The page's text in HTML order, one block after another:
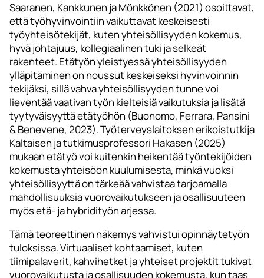
Saaranen, Kankkunen ja Mönkkönen (2021) osoittavat,
että työhyvinvointiin vaikuttavat keskeisesti
työyhteisötekijät, kuten yhteisöllisyyden kokemus,
hyvä johtajuus, kollegiaalinen tuki ja selkeät
rakenteet. Etätyön yleistyessä yhteisöllisyyden
ylläpitäminen on noussut keskeiseksi hyvinvoinnin
tekijäksi, sillä vahva yhteisöllisyyden tunne voi
lieventää vaativan työn kielteisiä vaikutuksia ja lisätä
tyytyväisyyttä etätyöhön (Buonomo, Ferrara, Pansini
& Benevene, 2023). Työterveyslaitoksen erikoistutkija
Kaltaisen ja tutkimusprofessori Hakasen (2025)
mukaan etätyö voi kuitenkin heikentää työntekijöiden
kokemusta yhteisöön kuulumisesta, minkä vuoksi
yhteisöllisyyttä on tärkeää vahvistaa tarjoamalla
mahdollisuuksia vuorovaikutukseen ja osallisuuteen
myös etä- ja hybridityön arjessa.
Tämä teoreettinen näkemys vahvistui opinnäytetyön
tuloksissa. Virtuaaliset kohtaamiset, kuten
tiimipalaverit, kahvihetket ja yhteiset projektit tukivat
vuorovaikutusta ja osallisuuden kokemusta, kun taas